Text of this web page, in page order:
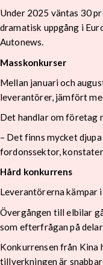
Under 2025 väntas 30
dramatisk uppgång i
Autonews.
Masskonkurser
Mellan januari och
leverantörer, jämfört
Det handlar om företag
– Det finns mycket
fordonssektor,
Hård konkurrens
Leverantörerna kämpar
Övergången till elbilar
som efterfrågan på
Konkurrensen från Kina
tillverkningen är